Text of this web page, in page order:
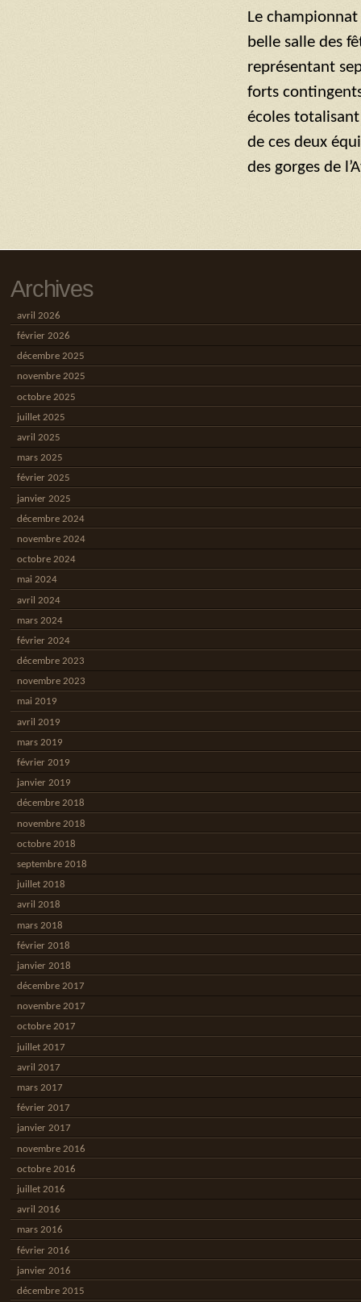
Le
belle salle des
représentant
forts
écoles totalisant
de ces deux
des gorges de
Archives
avril 2026
février 2026
décembre 2025
novembre 2025
octobre 2025
juillet 2025
avril 2025
mars 2025
février 2025
janvier 2025
décembre 2024
novembre 2024
octobre 2024
mai 2024
avril 2024
mars 2024
février 2024
décembre 2023
novembre 2023
mai 2019
avril 2019
mars 2019
février 2019
janvier 2019
décembre 2018
novembre 2018
octobre 2018
septembre 2018
juillet 2018
avril 2018
mars 2018
février 2018
janvier 2018
décembre 2017
novembre 2017
octobre 2017
juillet 2017
avril 2017
mars 2017
février 2017
janvier 2017
novembre 2016
octobre 2016
juillet 2016
avril 2016
mars 2016
février 2016
janvier 2016
décembre 2015